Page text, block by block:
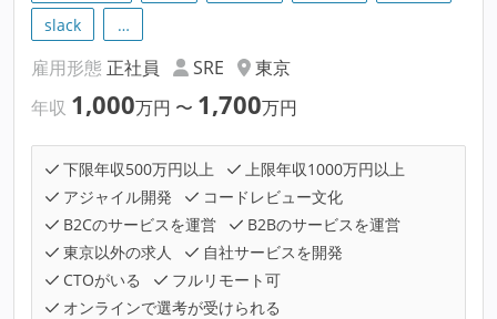
slack
…
雇用形態 正社員 SRE
東京
年収 1,000万円 〜 1,700万円
下限年収500万円以上
上限年収1000万円以上
アジャイル開発
コードレビュー文化
B2Cのサービスを運営
B2Bのサービスを運営
東京以外の求人
自社サービスを開発
CTOがいる
フルリモート可
オンラインで選考が受けられる